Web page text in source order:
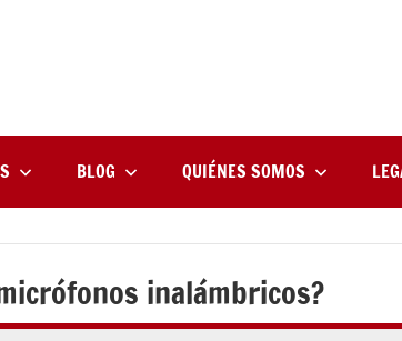
Magazine
música
internacional
BLOG QUIÉNES SOMOS
inalámbricos?